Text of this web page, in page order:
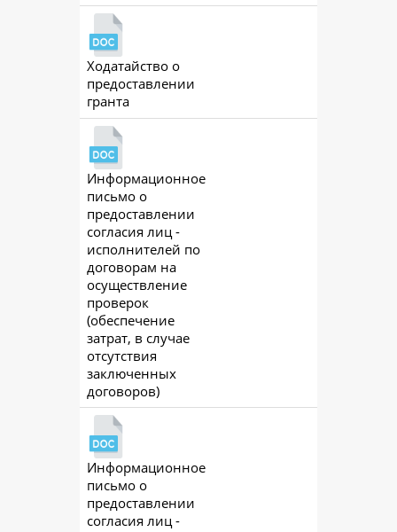
Ходатайство о
предоставлении
гранта
Информационное
письмо о
предоставлении
согласия лиц -
исполнителей по
договорам на
осуществление
проверок
(обеспечение
затрат, в случае
отсутствия
заключенных
договоров)
Информационное
письмо о
предоставлении
согласия лиц -